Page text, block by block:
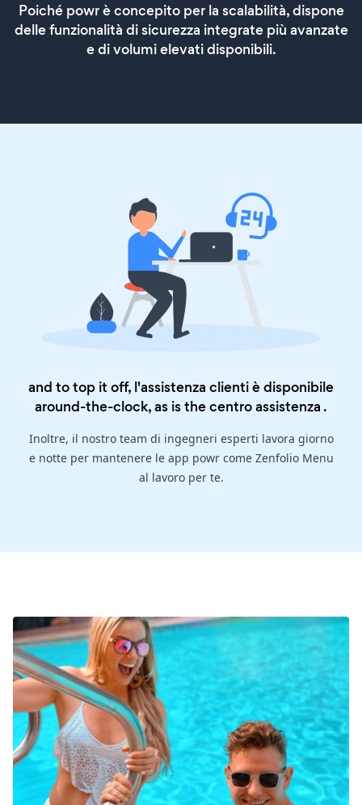
Poiché powr è concepito per la scalabilità, dispone
delle funzionalità di sicurezza integrate più avanzate
e di volumi elevati disponibili.
and to top it off, l'assistenza clienti è disponibile
around-the-clock, as is thecentro assistenza .
Inoltre, il nostro team di ingegneri esperti lavora giorno
e notte per mantenere le app powr come Zenfolio Menu
al lavoro per te.